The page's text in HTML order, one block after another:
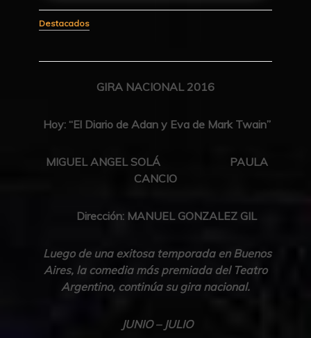
Destacados
GIRA NACIONAL 2016
Hoy: “El Diario de Adan y Eva de Mark Twain”
MIGUEL ANGEL SOLÁ PAULA
CANCIO
Dirección: MANUEL GONZALEZ GIL
Luego de una exitosa temporada en Buenos
Aires, la comedia más premiada del Teatro
Argentino, continúa su gira nacional.
JUNIO – JULIO